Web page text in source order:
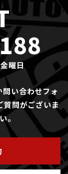
曜日
い合わせフォ
質問がございま
。